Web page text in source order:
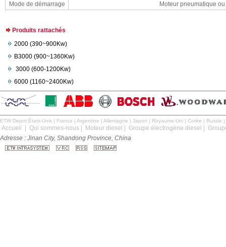
Mode de démarrage
Moteur pneumatique
Produits rattachés
2000 (390~900Kw)
B3000 (900~1360Kw)
3000 (600-1200Kw)
6000 (1160~2400Kw)
ETW Depot:États-Unis | France | Argentine | Allemagne | Japon | Royaume-Uni | Corée | Russie |
Accueil Qui sommes-nous Moteur diesel Groupe électrogène diesel
Adresse : Jinan City, Shandong Province, China